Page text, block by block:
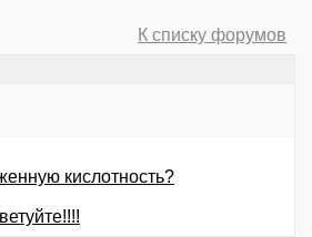
К списку форумов
кислотность?